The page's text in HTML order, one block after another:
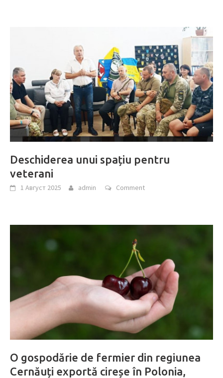
Deschiderea unui spațiu pentru
veterani
1 Август 2025 admin Comment
O gospodărie de fermier din regiunea
Cernăuți exportă cireșe în Polonia,